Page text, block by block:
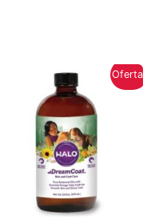
Oferta!